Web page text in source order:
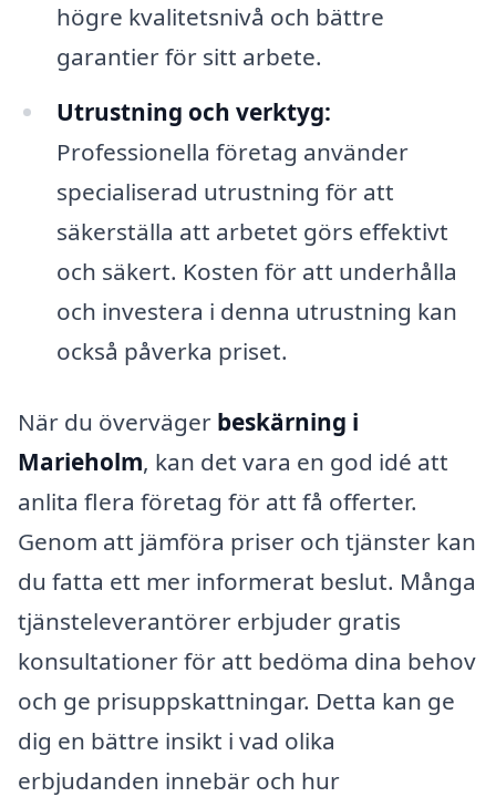
högre kvalitetsnivå och bättre
garantier för sitt arbete.
Utrustning och verktyg:
Professionella företag använder
specialiserad utrustning för att
säkerställa att arbetet görs effektivt
och säkert. Kosten för att underhålla
och investera i denna utrustning kan
också påverka priset.
När du överväger beskärning i
Marieholm, kan det vara en god idé att
anlita flera företag för att få offerter.
Genom att jämföra priser och tjänster kan
du fatta ett mer informerat beslut. Många
tjänsteleverantörer erbjuder gratis
konsultationer för att bedöma dina behov
och ge prisuppskattningar. Detta kan ge
dig en bättre insikt i vad olika
erbjudanden innebär och hur